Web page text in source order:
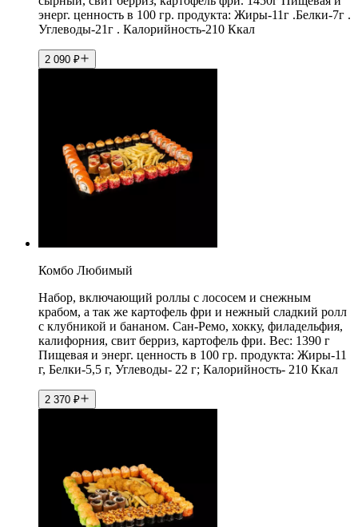
энерг. ценность в 100 гр. продукта: Жиры-11г .Белки-7г .
Углеводы-21г . Калорийность-210 Ккал
2 090 ₽
Комбо Любимый
Набор, включающий роллы с лососем и снежным
крабом, а так же картофель фри и нежный сладкий ролл
с клубникой и бананом. Сан-Ремо, хокку, филадельфия,
калифорния, свит берриз, картофель фри. Вес: 1390 г
Пищевая и энерг. ценность в 100 гр. продукта: Жиры-11
г, Белки-5,5 г, Углеводы- 22 г; Калорийность- 210 Ккал
2 370 ₽